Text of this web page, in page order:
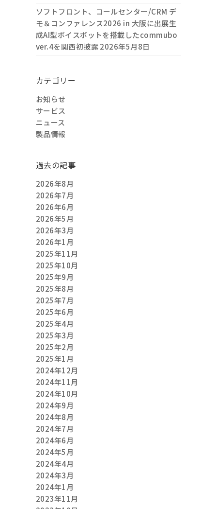
ソフトフロント、コールセンター/CRM デ
モ＆コンファレンス2026 in 大阪に出展生
成AI型ボイスボットを搭載したcommubo
ver.4を関西初披露2026年5月8日
カテゴリー
お知らせ
サービス
ニュース
製品情報
過去の記事
2026年8月
2026年7月
2026年6月
2026年5月
2026年3月
2026年1月
2025年11月
2025年10月
2025年9月
2025年8月
2025年7月
2025年6月
2025年4月
2025年3月
2025年2月
2025年1月
2024年12月
2024年11月
2024年10月
2024年9月
2024年8月
2024年7月
2024年6月
2024年5月
2024年4月
2024年3月
2024年1月
2023年11月